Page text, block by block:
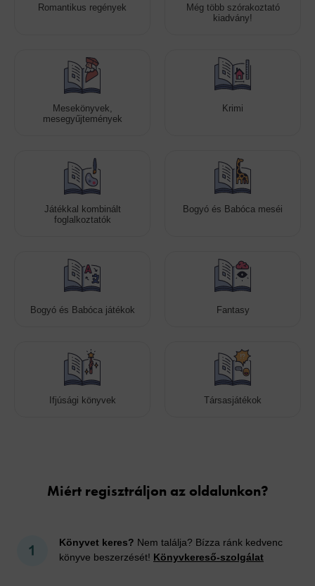
Romantikus regények
Még több szórakoztató
kiadvány!
Mesekönyvek,
mesegyűjtemények
Krimi
Játékkal kombinált
foglalkoztatók
Bogyó és Babóca meséi
Bogyó és Babóca játékok Fantasy
Ifjúsági könyvek Társasjátékok
Miért regisztráljon az oldalunkon?
Könyvet keres? Nem találja? Bízza ránk kedvenc
könyve beszerzését! Könyvkereső-szolgálat